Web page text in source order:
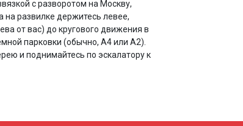
с разворотом на Москву,
на развилке держитесь левее,
от вас) до кругового движения в
парковки (обычно, А4 или А2).
и поднимайтесь по эскалатору к